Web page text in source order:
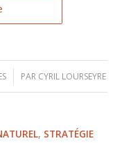
PAR CYRIL LOURSEYRE
, STRATÉGIE